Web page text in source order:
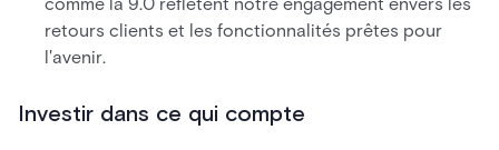
retours clients et les fonctionnalités prêtes pour
l'avenir.
Investir dans ce qui compte